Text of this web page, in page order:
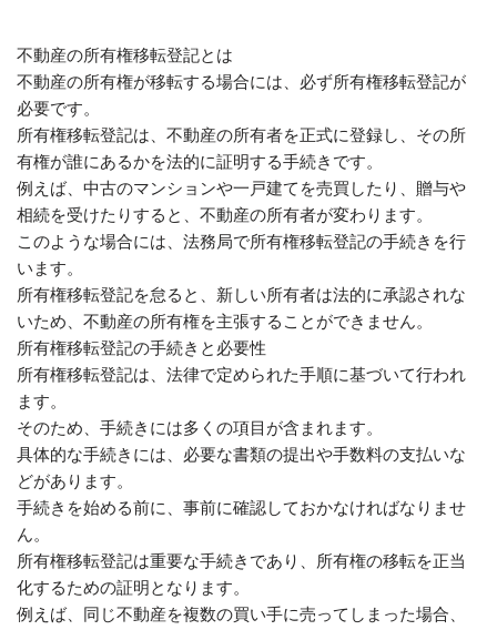
不動産の所有権移転登記とは
不動産の所有権が移転する場合には、必ず所有権移転登記が
必要です。
所有権移転登記は、不動産の所有者を正式に登録し、その所
有権が誰にあるかを法的に証明する手続きです。
例えば、中古のマンションや一戸建てを売買したり、贈与や
相続を受けたりすると、不動産の所有者が変わります。
このような場合には、法務局で所有権移転登記の手続きを行
います。
所有権移転登記を怠ると、新しい所有者は法的に承認されな
いため、不動産の所有権を主張することができません。
所有権移転登記の手続きと必要性
所有権移転登記は、法律で定められた手順に基づいて行われ
ます。
そのため、手続きには多くの項目が含まれます。
具体的な手続きには、必要な書類の提出や手数料の支払いな
どがあります。
手続きを始める前に、事前に確認しておかなければなりませ
ん。
所有権移転登記は重要な手続きであり、所有権の移転を正当
化するための証明となります。
例えば、同じ不動産を複数の買い手に売ってしまった場合、